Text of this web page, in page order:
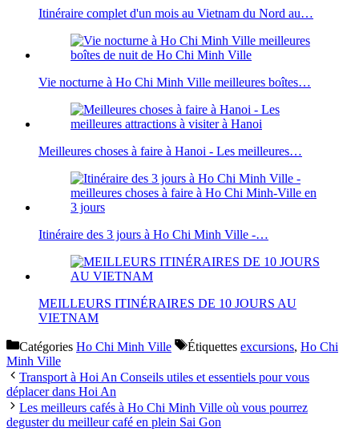
Itinéraire complet d'un mois au Vietnam du Nord au…
Vie nocturne à Ho Chi Minh Ville meilleures boîtes…
Meilleures choses à faire à Hanoi - Les meilleures…
Itinéraire des 3 jours à Ho Chi Minh Ville -…
MEILLEURS ITINÉRAIRES DE 10 JOURS AU
VIETNAM
Catégories Ho Chi Minh Ville Étiquettes excursions, Ho Chi
Minh Ville
Transport à Hoi An Conseils utiles et essentiels pour vous
déplacer dans Hoi An
Les meilleurs cafés à Ho Chi Minh Ville où vous pourrez
deguster du meilleur café en plein Sai Gon